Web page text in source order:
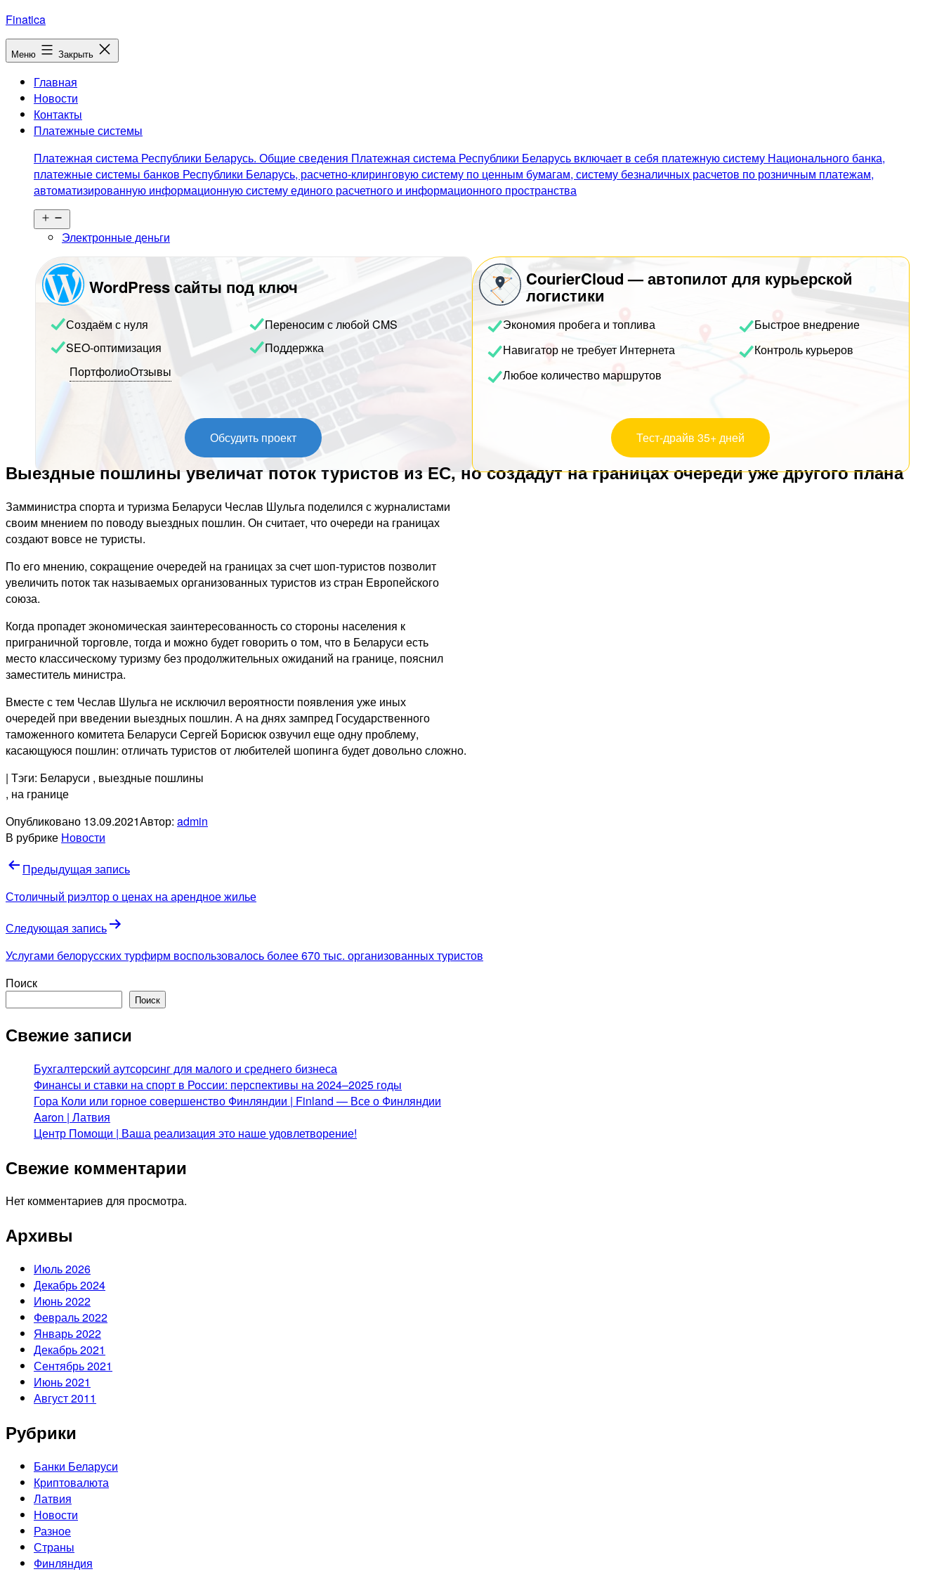
Перейти
к
содержимому
Finatica
Меню Закрыть
Главная
Новости
Контакты
Платежные системы
Платежная система Республики Беларусь. Общие сведения Платежная система Республики Беларусь включает в себя платежную систему Национального банка,
платежные системы банков Республики Беларусь, расчетно-клиринговую систему по ценным бумагам, систему безналичных расчетов по розничным платежам,
автоматизированную информационную систему единого расчетного и информационного пространства
меню
Электронные деньги
WordPress сайты под ключ
Создаём с нуля
Переносим с любой CMS
SEO-оптимизация
Поддержка
ПортфолиоОтзывы
Обсудить проект
CourierCloud — автопилот для курьерской
логистики
Экономия пробега и топлива
Быстрое внедрение
Навигатор не требует Интернета
Контроль курьеров
Любое количество маршрутов
Тест-драйв 35+ дней
Выездные пошлины увеличат поток туристов из ЕС, но создадут на границах очереди уже другого плана
Замминистра спорта и туризма Беларуси Чеслав Шульга поделился с журналистами
своим мнением по поводу выездных пошлин. Он считает, что очереди на границах
создают вовсе не туристы.
По его мнению, сокращение очередей на границах за счет шоп-туристов позволит
увеличить поток так называемых организованных туристов из стран Европейского
союза.
Когда пропадет экономическая заинтересованность со стороны населения к
приграничной торговле, тогда и можно будет говорить о том, что в Беларуси есть
место классическому туризму без продолжительных ожиданий на границе, пояснил
заместитель министра.
Вместе с тем Чеслав Шульга не исключил вероятности появления уже иных
очередей при введении выездных пошлин. А на днях зампред Государственного
таможенного комитета Беларуси Сергей Борисюк озвучил еще одну проблему,
касающуюся пошлин: отличать туристов от любителей шопинга будет довольно сложно.
| Тэги: Беларуси , выездные пошлины
, на границе
Опубликовано 13.09.2021Автор: admin
В рубрике Новости
Навигация
по
Предыдущая запись
Столичный риэлтор о ценах на арендное жилье
Следующая запись
Услугами белорусских турфирм воспользовалось более 670 тыс. организованных туристов
Поиск
Поиск
Свежие записи
Бухгалтерский аутсорсинг для малого и среднего бизнеса
Финансы и ставки на спорт в России: перспективы на 2024–2025 годы
Гора Коли или горное совершенство Финляндии | Finland — Все о Финляндии
Aaron | Латвия
Центр Помощи | Ваша реализация это наше удовлетворение!
Свежие комментарии
Нет комментариев для просмотра.
Архивы
Июль 2026
Декабрь 2024
Июнь 2022
Февраль 2022
Январь 2022
Декабрь 2021
Сентябрь 2021
Июнь 2021
Август 2011
Рубрики
Банки Беларуси
Криптовалюта
Латвия
Новости
Разное
Страны
Финляндия